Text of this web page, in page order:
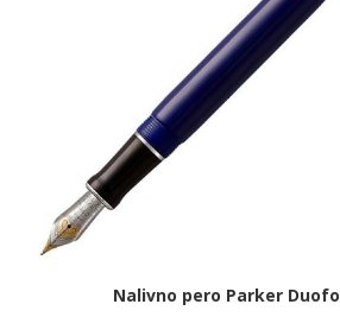
Nalivno pero Parker